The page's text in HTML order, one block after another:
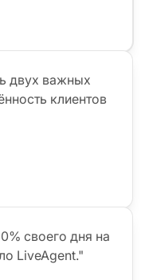
двух важных
клиентов
своего дня на
LiveAgent."